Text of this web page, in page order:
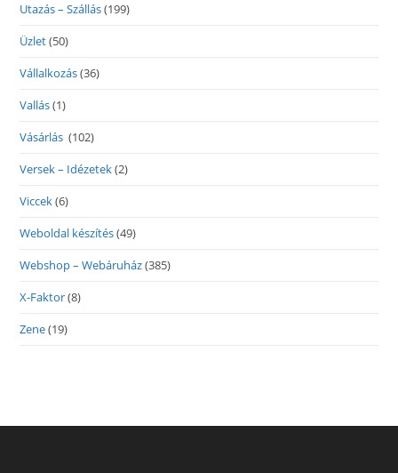
Utazás – Szállás(199)
Üzlet(50)
Vállalkozás(36)
Vallás(1)
Vásárlás (102)
Versek – Idézetek(2)
Viccek(6)
Weboldal készítés(49)
Webshop – Webáruház(385)
X-Faktor(8)
Zene(19)